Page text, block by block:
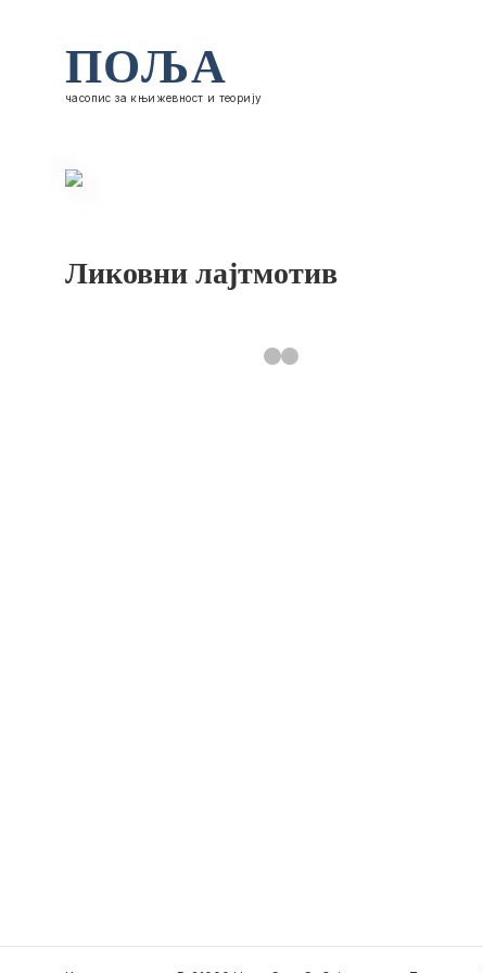
ПОЉА
часопис за књижевност и теорију
Ликовни лајтмотив